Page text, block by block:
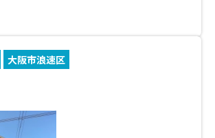
大阪市浪速区